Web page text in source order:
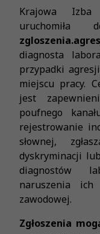
Krajowa Izba
uruchomiła
diagnosta
przypadki
miejscu pracy.
jest
poufnego
rejestrowanie
słownej,
dyskryminacji
diagnostów
naruszenia ich
zawodowej.
Zgłoszenia